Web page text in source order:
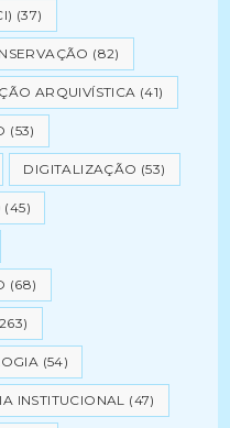
(37)
(82)
ARQUIVÍSTICA (41)
(53)
DIGITALIZAÇÃO (53)
(45)
(68)
(54)
INSTITUCIONAL (47)